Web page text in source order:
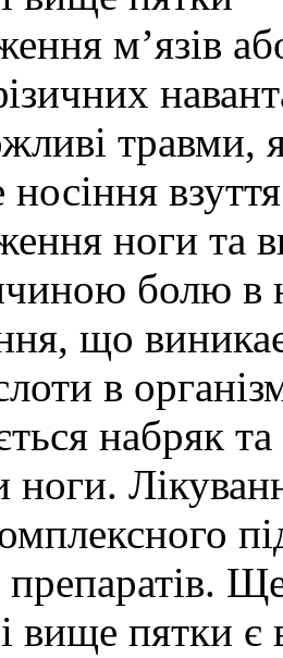
м’язів
травми,
носіння
ноги та
болю в
що виникає
в
набряк
препаратів.
вище пятки є